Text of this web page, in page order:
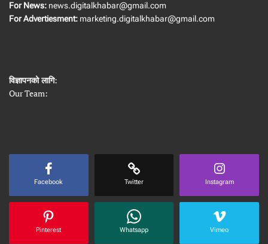
For News: news.digitalkhabar@gmail.com
For Advertiesment: marketing.digitalkhabar@gmail.com
विज्ञापनको लागि:
Our Team:
Facebook Twitter Instagram
Pinterest Whatsapp Vimeo